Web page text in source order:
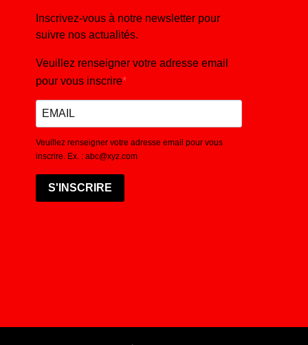
Inscrivez-vous à notre newsletter pour
suivre nos actualités.
Veuillez renseigner votre adresse email
pour vous inscrire
Veuillez renseigner votre adresse email pour vous
inscrire. Ex. : abc@xyz.com
S'INSCRIRE